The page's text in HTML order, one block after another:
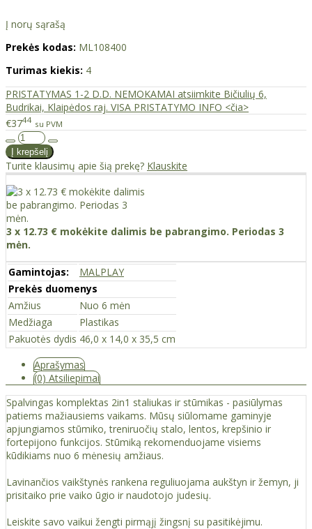
Į norų sąrašą
Prekės kodas: ML108400
Turimas kiekis: 4
PRISTATYMAS 1-2 D.D. NEMOKAMAI atsiimkite Bičiulių 6,
Budrikai, Klaipėdos raj. VISA PRISTATYMO INFO <čia>
€3744 su PVM
Turite klausimų apie šią prekę? Klauskite
3 x 12.73 € mokėkite dalimis be pabrangimo. Periodas 3
mėn.
Gamintojas:
MALPLAY
Prekės duomenys
Amžius
Nuo 6 mėn
Medžiaga
Plastikas
Pakuotės dydis 46,0 x 14,0 x 35,5 cm
Aprašymas
(0) Atsiliepimai
Spalvingas komplektas 2in1 staliukas ir stūmikas - pasiūlymas
patiems mažiausiems vaikams. Mūsų siūlomame gaminyje
apjungiamos stūmiko, treniruočių stalo, lentos, krepšinio ir
fortepijono funkcijos. Stūmiką rekomenduojame visiems
kūdikiams nuo 6 mėnesių amžiaus.
Lavinančios vaikštynės rankena reguliuojama aukštyn ir žemyn, ji
prisitaiko prie vaiko ūgio ir naudotojo judesių.
Leiskite savo vaikui žengti pirmąjį žingsnį su pasitikėjimu.